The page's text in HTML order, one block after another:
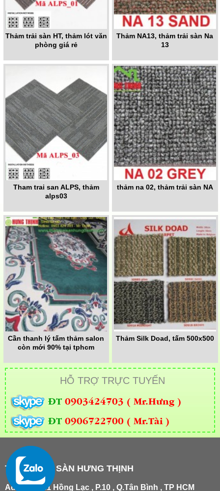
Thảm trải sàn HT, thảm lót văn
phòng giá rẻ
Thảm NA13, thảm trải sàn Na
13
Tham trai san ALPS, thảm
alps03
thảm na 02, thảm trải sàn NA
Cần thanh lý tấm thảm salon
còn mới 90% tại tphcm
Thảm Silk Doad, tấm 500x500
HỖ TRỢ TRỰC TUYẾN
ĐT 0903424703 ( Mr.Hưng )
ĐT 0906722700 ( Mr.Tài )
THẢM TRẢI SÀN HƯNG THỊNH
Add : 181/21 Hồng Lạc , P.10 , Q.Tân Bình , TP HCM